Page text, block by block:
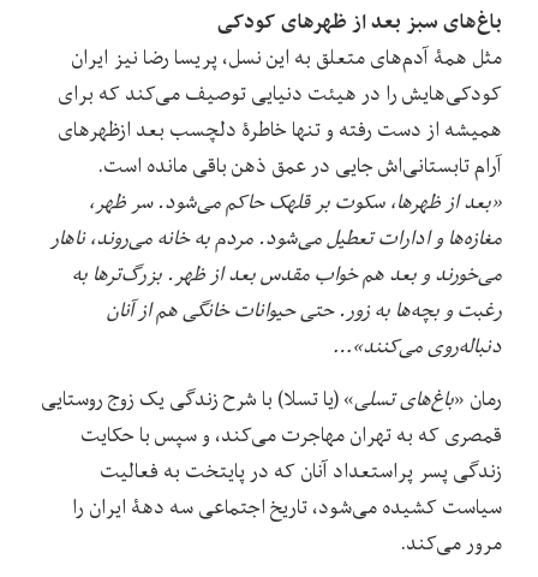
باغ‌های سبز بعد از ظهرهای کودکی
مثل همۀ آدم‌های متعلق به این نسل، پریسا رضا نیز ایران
کودکی‌هایش را در هیئت دنیایی توصیف می‌کند که برای
همیشه از دست رفته و تنها خاطرۀ دلچسب بعد ازظهرهای
آرام تابستانی‌اش جایی در عمق ذهن باقی مانده است.
«بعد از ظهرها، سکوت بر قلهک حاکم می‌شود. سر ظهر،
مغازه‌ها و ادارات تعطیل می‌شود. مردم به خانه می‌روند، ناهار
می‌خورند و بعد هم خواب مقدس بعد از ظهر. بزرگ‌ترها به
رغبت و بچه‌ها به زور. حتی حیوانات خانگی هم از آنان
دنباله‌روی می‌کنند»…
رمان «باغ‌های تسلی» (یا تسلا) با شرح زندگی یک زوج روستایی
قمصری که به تهران مهاجرت می‌کند، و سپس با حکایت
زندگی پسر پراستعداد آنان که در پایتخت به فعالیت
سیاست کشیده می‌شود، تاریخ اجتماعی سه دهۀ ایران را
مرور می‌کند.